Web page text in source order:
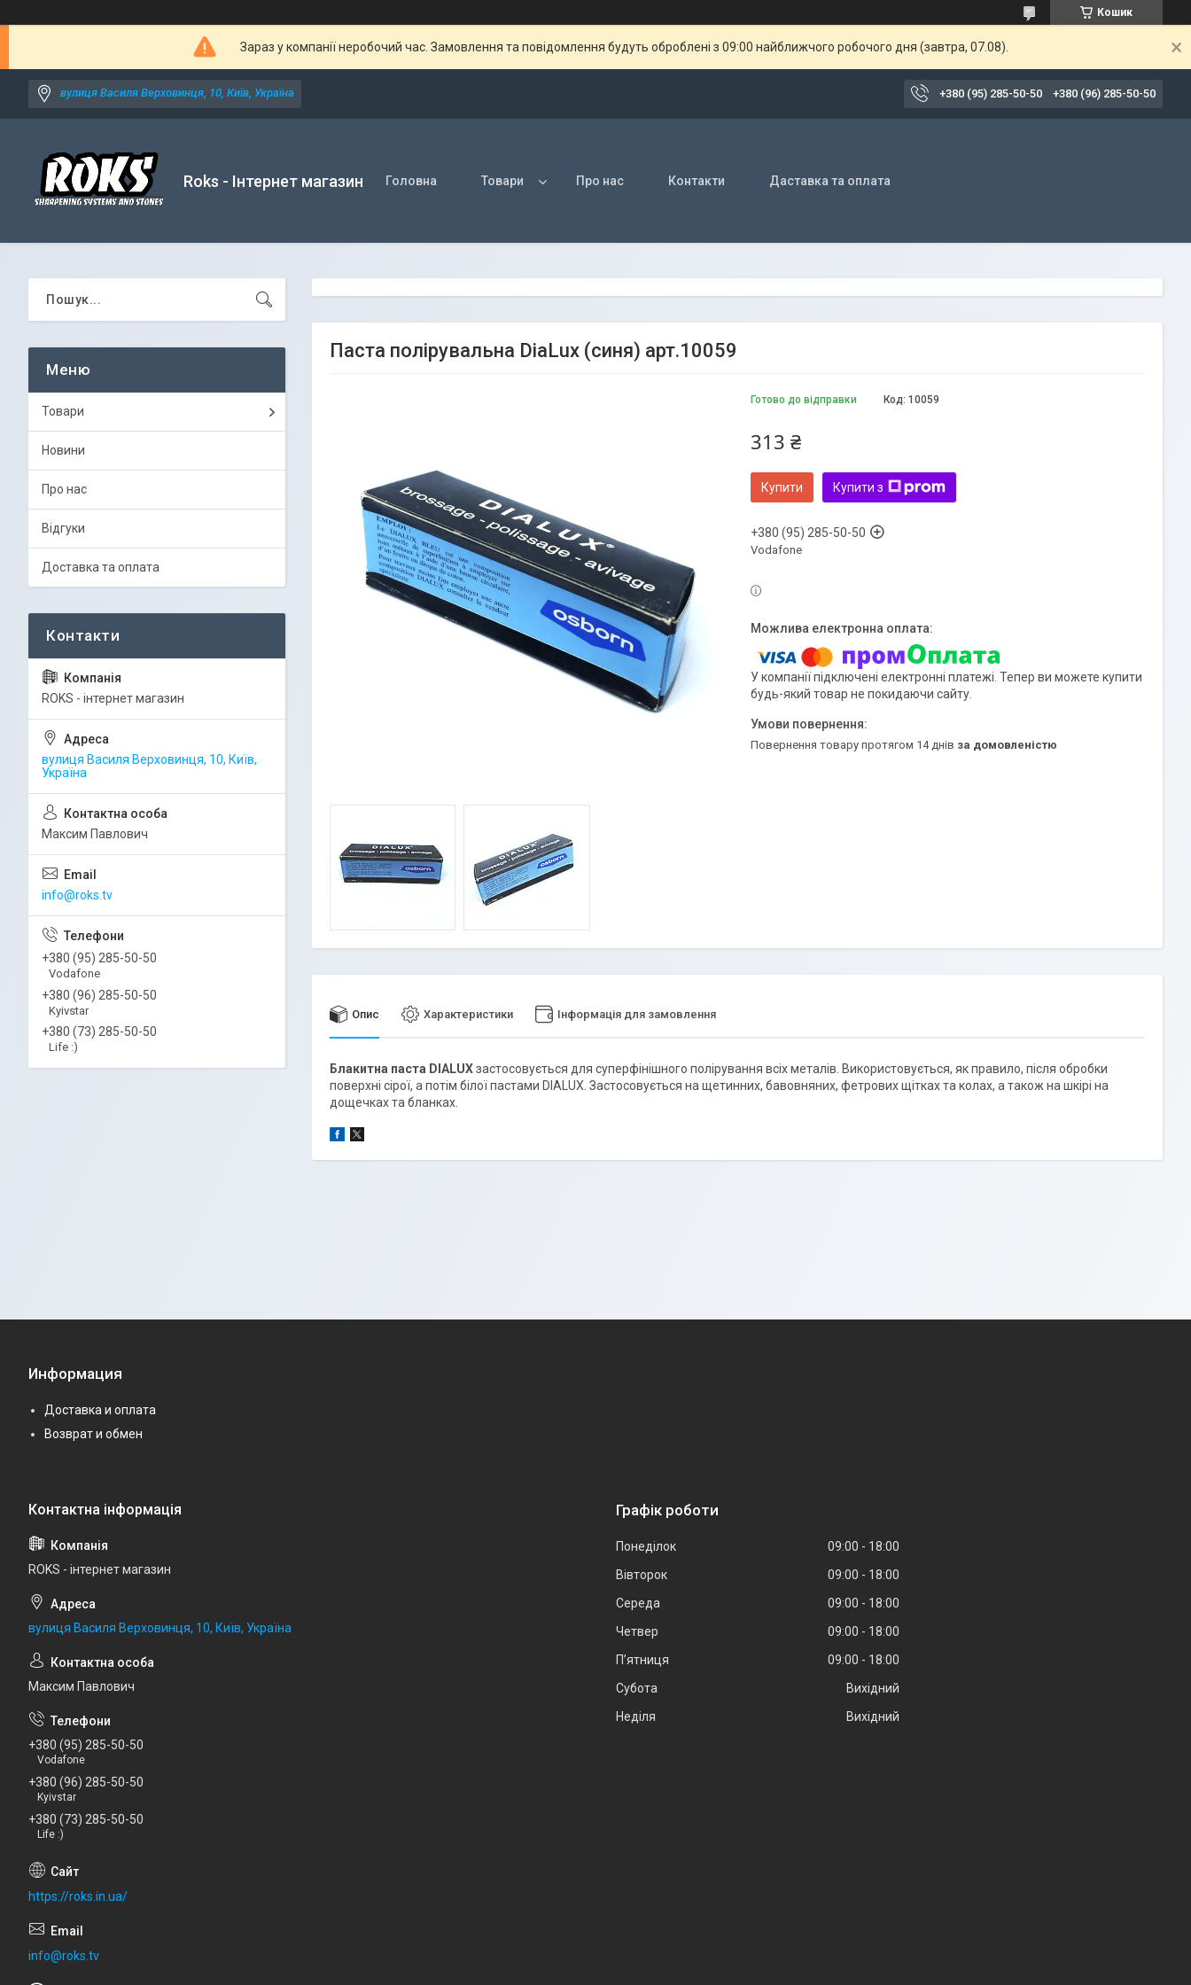
Кошик
Зараз у компанії неробочий час. Замовлення та повідомлення будуть оброблені з 09:00 найближчого робочого дня (завтра, 07.08).
вулиця Василя Верховинця, 10, Київ, Україна +380 (95) 285-50-50 +380 (96) 285-50-50
Roks - Інтернет магазин Головна Товари Про нас Контакти Даставка та оплата
Паста полірувальна DiaLux (синя) арт.10059
Готово до відправки Код: 10059
313 ₴
Купити Купити з
+380 (95) 285-50-50
Vodafone
У компанії підключені електронні платежі. Тепер ви можете купити
будь-який товар не покидаючи сайту.
повернення товару протягом 14 днів за домовленістю
Опис Характеристики Інформація для замовлення
Блакитна паста DIALUXзастосовується для суперфінішного полірування всіх металів. Використовується, як правило, після обробки
поверхні сірої, а потім білої пастами DIALUX. Застосовується на щетинних, бавовняних, фетрових щітках та колах, а також на шкірі на
дощечках та бланках.
Товари
Новини
Про нас
Відгуки
Доставка та оплата
ROKS - інтернет магазин
вулиця Василя Верховинця, 10, Київ,
Україна
Максим Павлович
info@roks.tv
+380 (95) 285-50-50
Vodafone
+380 (96) 285-50-50
Kyivstar
+380 (73) 285-50-50
Life :)
Информация
Доставка и оплата
Возврат и обмен
ROKS - інтернет магазин
вулиця Василя Верховинця, 10, Київ, Україна
Максим Павлович
+380 (95) 285-50-50
Vodafone
+380 (96) 285-50-50
Kyivstar
+380 (73) 285-50-50
Life :)
https://roks.in.ua/
info@roks.tv
Графік роботи
Понеділок 09:00
18:00
Вівторок
09:00
18:00
Середа
09:00
18:00
Четвер
09:00
18:00
Пʼятниця
09:00
18:00
Субота
Вихідний
Неділя
Вихідний